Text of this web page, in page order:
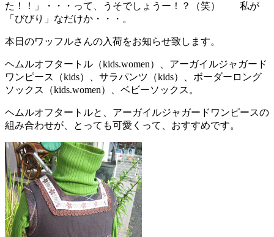
た！！」・・・って、うそでしょうー！？（笑） 私が
「びびり」なだけか・・・。
本日のワッフルさんの入荷をお知らせ致します。
ヘムルオフタートル（kids.women）、アーガイルジャガード
ワンピース（kids）、サラパンツ（kids）、ボーダーロング
ソックス（kids.women）、ベビーソックス。
ヘムルオフタートルと、アーガイルジャガードワンピースの
組み合わせが、とっても可愛くって、おすすめです。